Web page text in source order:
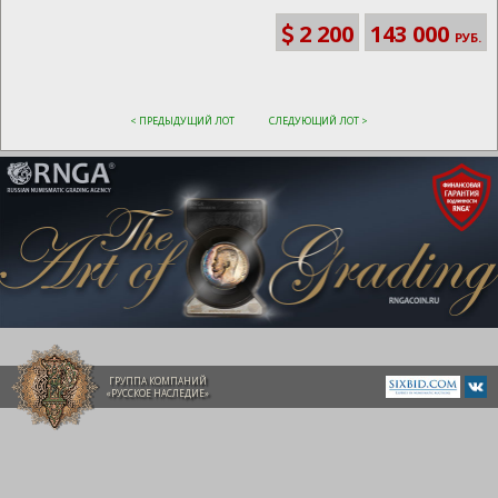
2 200 143 000 РУБ.
< ПРЕДЫДУЩИЙ ЛОТ СЛЕДУЮЩИЙ ЛОТ >
ГРУППА КОМПАНИЙ
«РУССКОЕ НАСЛЕДИЕ»